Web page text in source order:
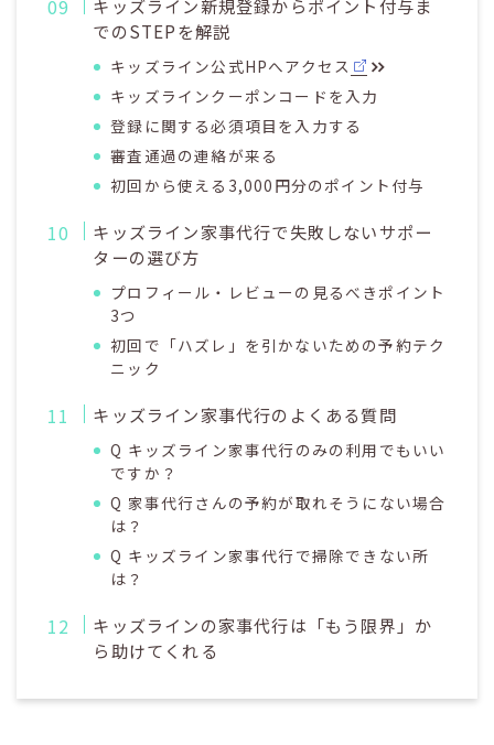
キッズライン新規登録からポイント付与ま
でのSTEPを解説
キッズライン公式HPへアクセス
キッズラインクーポンコードを入力
登録に関する必須項目を入力する
審査通過の連絡が来る
初回から使える3,000円分のポイント付与
キッズライン家事代行で失敗しないサポー
ターの選び方
プロフィール・レビューの見るべきポイント
3つ
初回で「ハズレ」を引かないための予約テク
ニック
キッズライン家事代行のよくある質問
Q キッズライン家事代行のみの利用でもいい
ですか？
Q 家事代行さんの予約が取れそうにない場合
は？
Q キッズライン家事代行で掃除できない所
は？
キッズラインの家事代行は「もう限界」か
ら助けてくれる